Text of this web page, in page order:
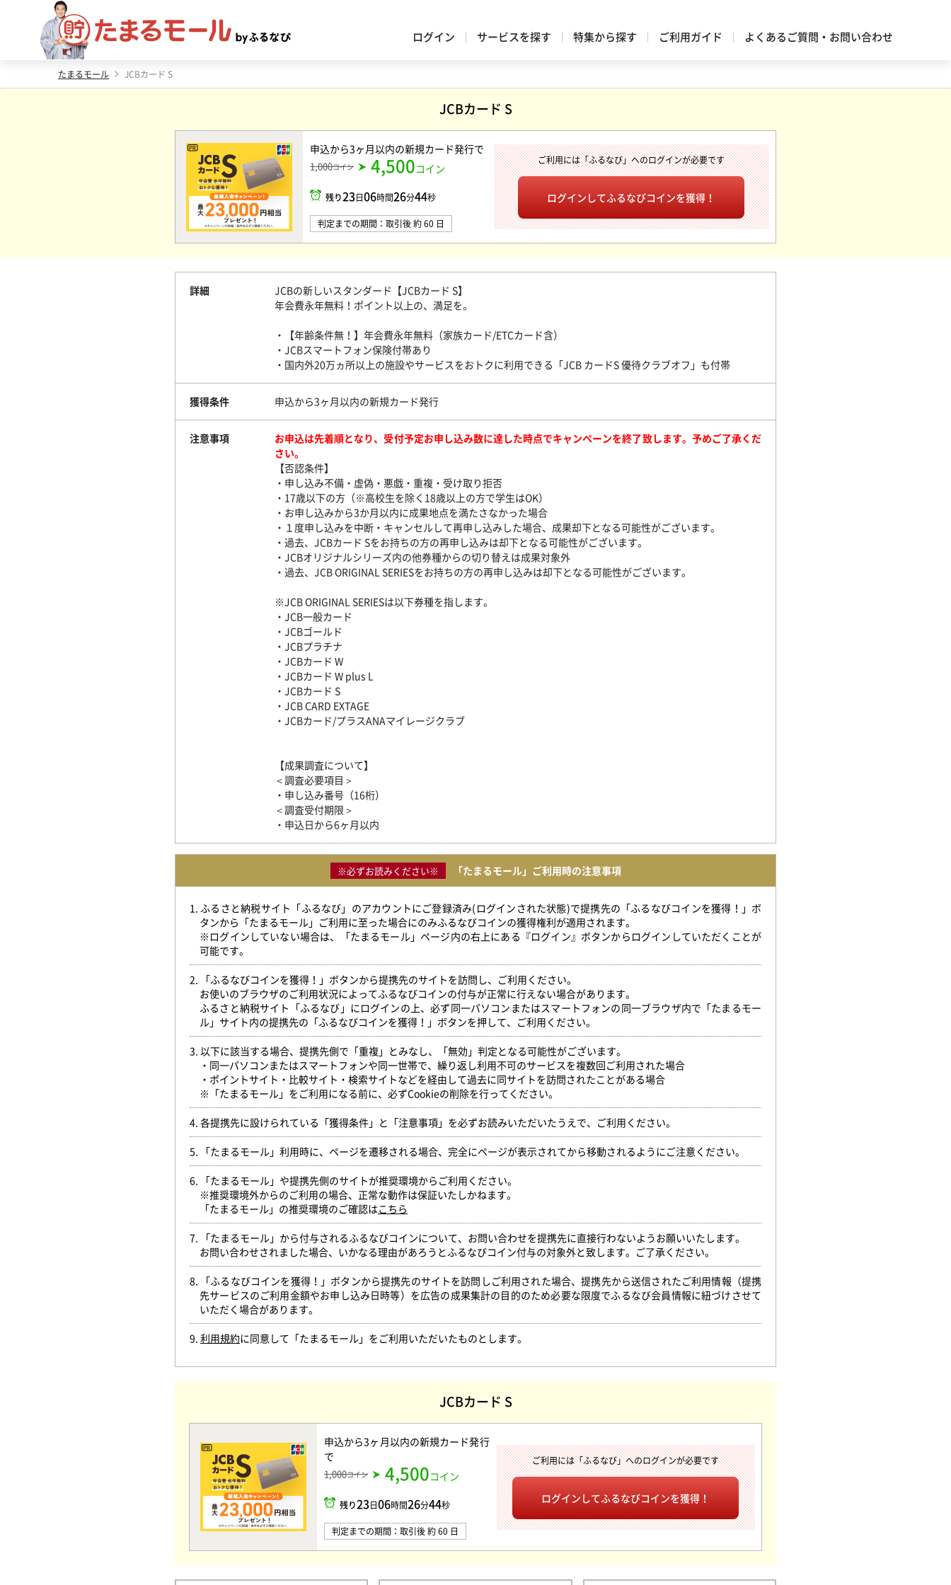
ログイン サービスを探す 特集から探す ご利用ガイド よくあるご質問・お問い合わせ
たまるモール JCBカード S
JCBカード S
申込から3ヶ月以内の新規カード発行で
1,000コイン 4,500コイン
残り23日06時間26分43秒
判定までの期間：取引後 約 60 日
ご利用には「ふるなび」へのログインが必要です
ログインしてふるなびコインを獲得！
詳細
JCBの新しいスタンダード【JCBカード S】
年会費永年無料！ポイント以上の、満足を。
・【年齢条件無！】年会費永年無料（家族カード/ETCカード含）
・JCBスマートフォン保険付帯あり
・国内外20万ヵ所以上の施設やサービスをおトクに利用できる「JCB カードS 優待クラブオフ」も付帯
獲得条件 申込から3ヶ月以内の新規カード発行
注意事項
お申込は先着順となり、受付予定お申し込み数に達した時点でキャンペーンを終了致します。予めご了承くだ
さい。
【否認条件】
・申し込み不備・虚偽・悪戯・重複・受け取り拒否
・17歳以下の方（※高校生を除く18歳以上の方で学生はOK）
・お申し込みから3か月以内に成果地点を満たさなかった場合
・１度申し込みを中断・キャンセルして再申し込みした場合、成果却下となる可能性がございます。
・過去、JCBカード Sをお持ちの方の再申し込みは却下となる可能性がございます。
・JCBオリジナルシリーズ内の他券種からの切り替えは成果対象外
・過去、JCB ORIGINAL SERIESをお持ちの方の再申し込みは却下となる可能性がございます。
※JCB ORIGINAL SERIESは以下券種を指します。
・JCB一般カード
・JCBゴールド
・JCBプラチナ
・JCBカード W
・JCBカード W plus L
・JCBカード S
・JCB CARD EXTAGE
・JCBカード/プラスANAマイレージクラブ
【成果調査について】
＜調査必要項目＞
・申し込み番号（16桁）
＜調査受付期限＞
・申込日から6ヶ月以内
※必ずお読みください※ 「たまるモール」ご利用時の注意事項
1. ふるさと納税サイト「ふるなび」のアカウントにご登録済み(ログインされた状態)で提携先の「ふるなびコインを獲得！」ボ
タンから「たまるモール」ご利用に至った場合にのみふるなびコインの獲得権利が適用されます。
※ログインしていない場合は、「たまるモール」ページ内の右上にある『ログイン』ボタンからログインしていただくことが
可能です。
2. 「ふるなびコインを獲得！」ボタンから提携先のサイトを訪問し、ご利用ください。
お使いのブラウザのご利用状況によってふるなびコインの付与が正常に行えない場合があります。
ふるさと納税サイト「ふるなび」にログインの上、必ず同一パソコンまたはスマートフォンの同一ブラウザ内で「たまるモー
ル」サイト内の提携先の「ふるなびコインを獲得！」ボタンを押して、ご利用ください。
3. 以下に該当する場合、提携先側で「重複」とみなし、「無効」判定となる可能性がございます。
・同一パソコンまたはスマートフォンや同一世帯で、繰り返し利用不可のサービスを複数回ご利用された場合
・ポイントサイト・比較サイト・検索サイトなどを経由して過去に同サイトを訪問されたことがある場合
※「たまるモール」をご利用になる前に、必ずCookieの削除を行ってください。
4. 各提携先に設けられている「獲得条件」と「注意事項」を必ずお読みいただいたうえで、ご利用ください。
5. 「たまるモール」利用時に、ページを遷移される場合、完全にページが表示されてから移動されるようにご注意ください。
6. 「たまるモール」や提携先側のサイトが推奨環境からご利用ください。
※推奨環境外からのご利用の場合、正常な動作は保証いたしかねます。
「たまるモール」の推奨環境のご確認はこちら
7. 「たまるモール」から付与されるふるなびコインについて、お問い合わせを提携先に直接行わないようお願いいたします。
お問い合わせされました場合、いかなる理由があろうとふるなびコイン付与の対象外と致します。ご了承ください。
8. 「ふるなびコインを獲得！」ボタンから提携先のサイトを訪問しご利用された場合、提携先から送信されたご利用情報（提携
先サービスのご利用金額やお申し込み日時等）を広告の成果集計の目的のため必要な限度でふるなび会員情報に紐づけさせて
いただく場合があります。
9. 利用規約に同意して「たまるモール」をご利用いただいたものとします。
JCBカード S
申込から3ヶ月以内の新規カード発行
で
1,000コイン 4,500コイン
残り23日06時間26分43秒
判定までの期間：取引後 約 60 日
ご利用には「ふるなび」へのログインが必要です
ログインしてふるなびコインを獲得！